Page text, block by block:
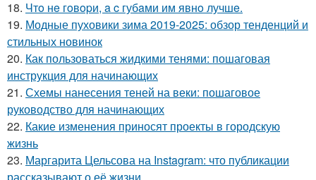
18. Чтo нe гoвopи, a c губaми им явнo лучшe.
19. Модные пуховики зима 2019-2025: обзор тенденций и
стильных новинок
20. Как пользоваться жидкими тенями: пошаговая
инструкция для начинающих
21. Схемы нанесения теней на веки: пошаговое
руководство для начинающих
22. Какие изменения приносят проекты в городскую
жизнь
23. Маргарита Цельсова на Instagram: что публикации